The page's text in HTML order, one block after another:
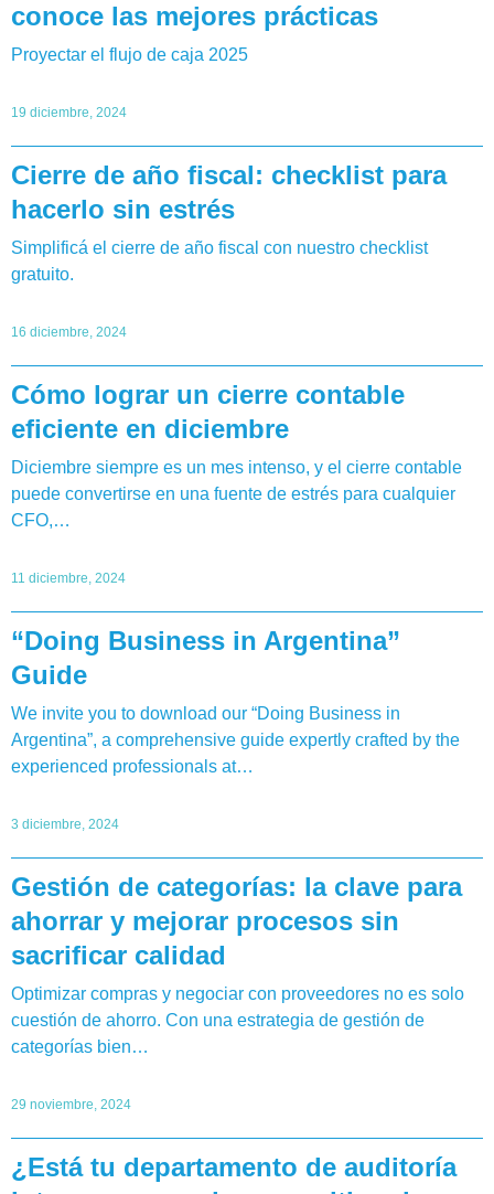
conoce las mejores prácticas
Proyectar el flujo de caja 2025
19 diciembre, 2024
Cierre de año fiscal: checklist para
hacerlo sin estrés
Simplificá el cierre de año fiscal con nuestro checklist
gratuito.
16 diciembre, 2024
Cómo lograr un cierre contable
eficiente en diciembre
Diciembre siempre es un mes intenso, y el cierre contable
puede convertirse en una fuente de estrés para cualquier
CFO,…
11 diciembre, 2024
“Doing Business in Argentina”
Guide
We invite you to download our “Doing Business in
Argentina”, a comprehensive guide expertly crafted by the
experienced professionals at…
3 diciembre, 2024
Gestión de categorías: la clave para
ahorrar y mejorar procesos sin
sacrificar calidad
Optimizar compras y negociar con proveedores no es solo
cuestión de ahorro. Con una estrategia de gestión de
categorías bien…
29 noviembre, 2024
¿Está tu departamento de auditoría